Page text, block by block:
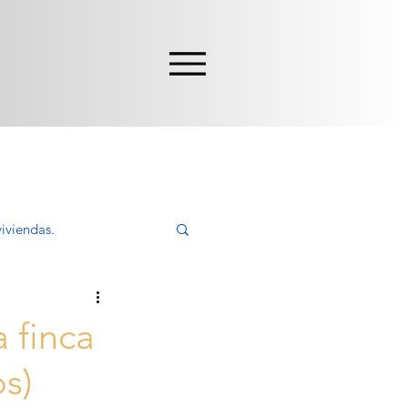
finca